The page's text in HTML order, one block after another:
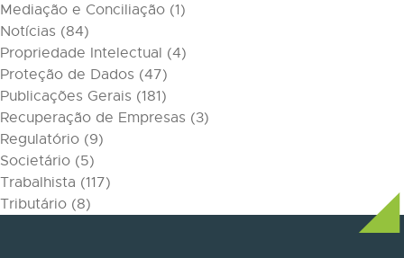
Mediação e Conciliação (1)
Notícias (84)
Propriedade Intelectual (4)
Proteção de Dados (47)
Publicações Gerais (181)
Recuperação de Empresas (3)
Regulatório (9)
Societário (5)
Trabalhista (117)
Tributário (8)